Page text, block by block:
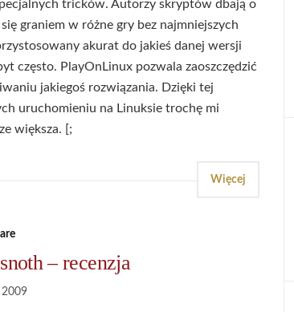
tricków. Autorzy skryptów dbają o
graniem w różne gry bez najmniejszych
akurat do jakieś danej wersji
często. PlayOnLinux pozwala zaoszczędzić
jakiegoś rozwiązania. Dzięki tej
uruchomieniu na Linuksie trochę mi
większa. [;
Więcej
– recenzja